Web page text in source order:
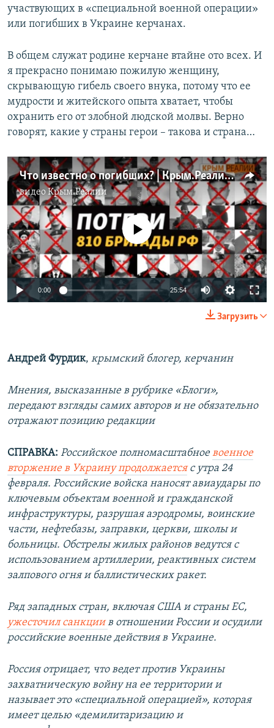
участвующих в «специальной военной операции»
или погибших в Украине керчанах.
В общем служат родине керчане втайне ото всех. И
я прекрасно понимаю пожилую женщину,
скрывающую гибель своего внука, потому что ее
мудрости и житейского опыта хватает, чтобы
охранить его от злобной людской молвы. Верно
говорят, какие у страны герои – такова и страна…
Что известно о погибших? | Крым.Реалии ТВ
видеоКрым.Реалии
No media source currently available
0:00 25:54 Auto
240p
1080p
Загрузить
Андрей Фурдик, крымский блогер, керчанин
Мнения, высказанные в рубрике «Блоги»,
передают взгляды самих авторов и не обязательно
отражают позицию редакции
СПРАВКА: Российское полномасштабноевоенное
вторжение в Украину продолжаетсяс утра 24
февраля. Российские войска наносят авиаудары по
ключевым объектам военной и гражданской
инфраструктуры, разрушая аэродромы, воинские
части, нефтебазы, заправки, церкви, школы и
больницы. Обстрелы жилых районов ведутся с
использованием артиллерии, реактивных систем
залпового огня и баллистических ракет.
Ряд западных стран, включая США и страны ЕС,
ужесточил санкциив отношении России и осудили
российские военные действия в Украине.
Россия отрицает, что ведет против Украины
захватническую войну на ее территории и
называет это «специальной операцией», которая
имеет целью «демилитаризацию и